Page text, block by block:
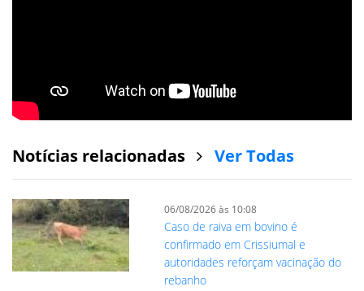
Notícias relacionadas Ver Todas
06/08/2026 às 10:08
Caso de raiva em bovino é
confirmado em Crissiumal e
autoridades reforçam vacinação do
rebanho